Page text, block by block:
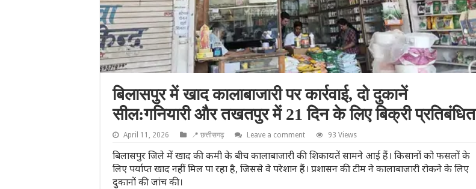
बिलासपुर में खाद कालाबाजारी पर कार्रवाई, दो दुकानें
सील:गनियारी और तखतपुर में 21 दिन के लिए बिक्री प्रतिबंधित
April 11, 2026 📍 छत्तीसगढ़ Leave a comment 93 Views
बिलासपुर जिले में खाद की कमी के बीच कालाबाजारी की शिकायतें सामने आई हैं। किसानों को फसलों के
लिए पर्याप्त खाद नहीं मिल पा रहा है, जिससे वे परेशान हैं। प्रशासन की टीम ने कालाबाजारी रोकने के लिए
दुकानों की जांच की।